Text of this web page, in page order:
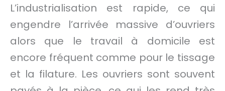
L’industrialisation est rapide, ce qui
engendre l’arrivée massive d’ouvriers
alors que le travail à domicile est
encore fréquent comme pour le tissage
et la filature. Les ouvriers sont souvent